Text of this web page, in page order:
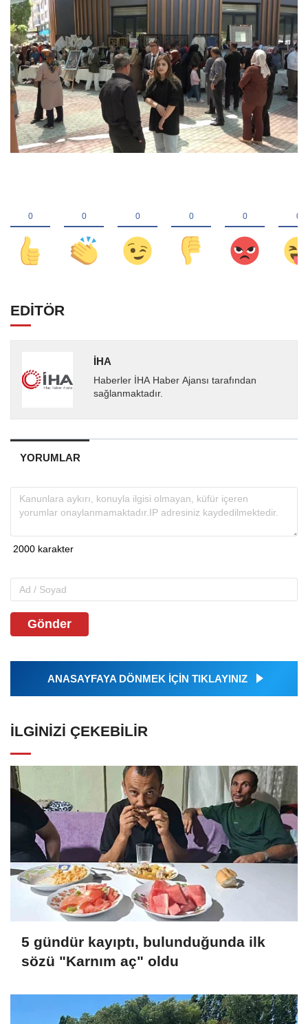
EDİTÖR
İHA
Haberler İHA Haber Ajansı tarafından
sağlanmaktadır.
YORUMLAR
Gönder
ANASAYFAYA DÖNMEK İÇİN TIKLAYINIZ
İLGINIZI ÇEKEBILIR
5 gündür kayıptı, bulunduğunda ilk
sözü "Karnım aç" oldu